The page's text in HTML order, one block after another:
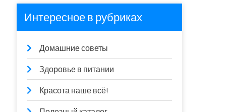
Интересное в рубриках
Домашние советы
Здоровье в питании
Красота наше всё!